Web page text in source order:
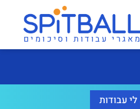
מאגרי עבודות וסיכומים